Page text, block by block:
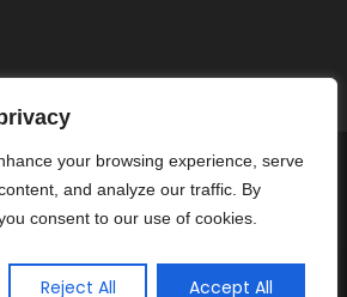
your browsing experience, serve
and analyze our traffic. By
consent to our use of cookies.
Reject All Accept All
Store © 2024. Todos os
Desenvolvido por
AORUBRO.PT